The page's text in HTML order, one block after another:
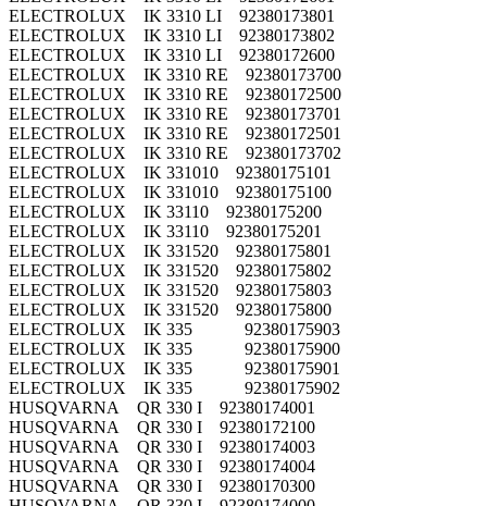
ELECTROLUX IK 3310 LI 92380173801
ELECTROLUX IK 3310 LI 92380173802
ELECTROLUX IK 3310 LI 92380172600
ELECTROLUX IK 3310 RE 92380173700
ELECTROLUX IK 3310 RE 92380172500
ELECTROLUX IK 3310 RE 92380173701
ELECTROLUX IK 3310 RE 92380172501
ELECTROLUX IK 3310 RE 92380173702
ELECTROLUX IK 331010 92380175101
ELECTROLUX IK 331010 92380175100
ELECTROLUX IK 33110 92380175200
ELECTROLUX IK 33110 92380175201
ELECTROLUX IK 331520 92380175801
ELECTROLUX IK 331520 92380175802
ELECTROLUX IK 331520 92380175803
ELECTROLUX IK 331520 92380175800
ELECTROLUX IK 335 92380175903
ELECTROLUX IK 335 92380175900
ELECTROLUX IK 335 92380175901
ELECTROLUX IK 335 92380175902
HUSQVARNA QR 330 I 92380174001
HUSQVARNA QR 330 I 92380172100
HUSQVARNA QR 330 I 92380174003
HUSQVARNA QR 330 I 92380174004
HUSQVARNA QR 330 I 92380170300